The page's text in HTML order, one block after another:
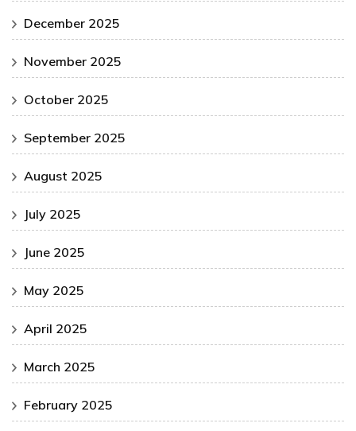
December 2025
November 2025
October 2025
September 2025
August 2025
July 2025
June 2025
May 2025
April 2025
March 2025
February 2025